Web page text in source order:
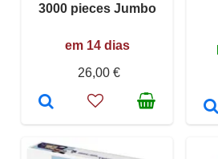
3000 pieces Jumbo
em 14 dias
26,00 €